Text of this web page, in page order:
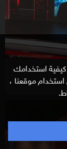
استخدامك
موقعنا ،